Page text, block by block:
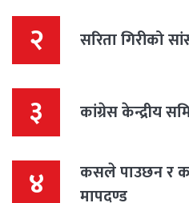
२ सरिता गिरीको
३ कांग्रेस केन्द्रीय
४
कसले पाउछन र
मापदण्ड